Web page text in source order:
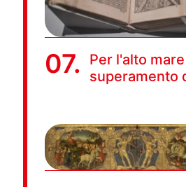
07.
Per l'alto
superamento